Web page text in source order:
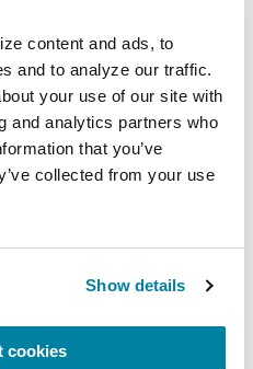
content and ads, to
and to analyze our traffic.
your use of our site with
and analytics partners who
that you’ve
collected from your use
Show details
cookies
la función
plena.
cómo 20 personas
una tarea a
de complejidad.
que, mientras
requerida